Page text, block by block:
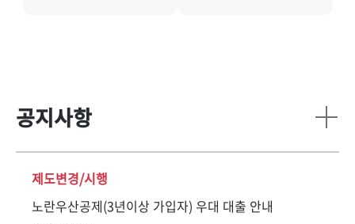
공지사항
더
기
제도변경/시행
노란우산공제(3년이상 가입자) 우대 대출 안내